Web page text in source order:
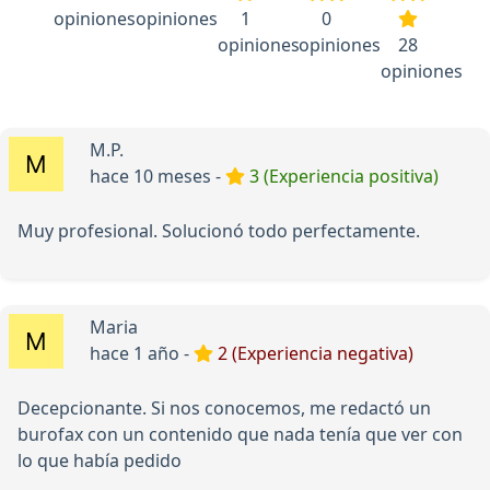
opinionesopiniones
1
opiniones
0
opiniones
28
opiniones
M.P.
hace 10 meses -
3 (Experiencia positiva)
Muy profesional. Solucionó todo perfectamente.
Maria
hace 1 año -
2 (Experiencia negativa)
Decepcionante. Si nos conocemos, me redactó un
burofax con un contenido que nada tenía que ver con
lo que había pedido